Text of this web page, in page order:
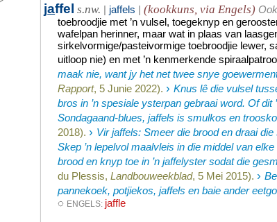
jaffel s.nw. | jaffels | (kookkuns, via Engels) Ook
toebroodjie met ’n vulsel, toegeknyp en
wafelpan herinner, maar wat in plaas van
sirkelvormige/pasteivormige toebroodjie lewer,
uitloop nie) en met ’n kenmerkende
maak nie, want jy het net twee snye
Rapport, 5 Junie 2022). › Knus lê die vulsel
bros in ’n spesiale ysterpan gebraai word. Of
Sondagaand-blues, jaffels is smulkos en
2018). › Vir jaffels: Smeer die brood en draai
Skep ’n lepelvol maalvleis in die middel van
brood en knyp toe in ’n jaffelyster sodat die
du Plessis,Landbouweekblad, 5 Mei 2015). ›
pannekoek, potjiekos, jaffels en baie ander
◌ ENGELS: jaffle